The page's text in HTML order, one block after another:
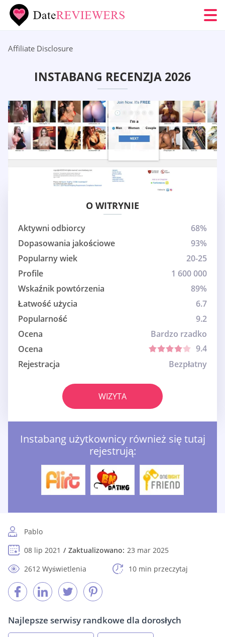
Affiliate Disclosure
INSTABANG RECENZJA 2026
O WITRYNIE
Aktywni odbiorcy
68%
Dopasowania jakościowe
93%
Popularny wiek
20-25
Profile
1 600 000
Wskaźnik powtórzenia
89%
Łatwość użycia
6.7
Popularność
9.2
Ocena
Bardzo rzadko
Ocena
9.4
Rejestracja
Bezpłatny
WIZYTA
Instabang użytkownicy również się tutaj
rejestrują:
Pablo
08 lip 2021
Zaktualizowano: 23 mar 2025
2612 Wyświetlenia
10 min przeczytaj
Najlepsze serwisy randkowe dla dorosłych